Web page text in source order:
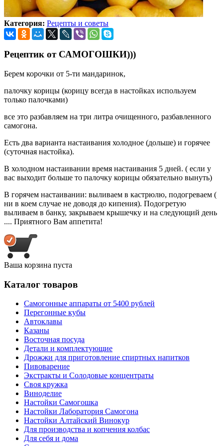
Категория: Рецепты и советы
Рецептик от САМОГОШКИ)))
Берем корочки от 5-ти мандаринок,
палочку корицы (корицу всегда в настойках используем
только палочками)
все это разбавляем на три литра очищенного, разбавленного
самогона.
Есть два варианта настаивания холодное (дольше) и горячее
(суточная настойка).
В холодном настаивании время настаивания 5 дней. ( если у
вас выходит больше то палочку корицы обязательно вынуть)
В горячем настаивании: выливаем в кастрюлю, подогреваем (
ни в коем случае не доводя до кипения). Подогретую
выливаем в банку, закрываем крышечку и на следующий день
.... Приятного Вам аппетита!
Ваша корзина пуста
Каталог товаров
Самогонные аппараты от 5400 рублей
Перегонные кубы
Автоклавы
Казаны
Восточная посуда
Детали и комплектующие
Дрожжи для приготовление спиртных напитков
Пивоварение
Экстракты и Солодовые концентраты
Своя кружка
Виноделие
Настойки Самогошка
Настойки Лаборатория Самогона
Настойки Алтайский Винокур
Для производства и копчения колбас
Для себя и дома